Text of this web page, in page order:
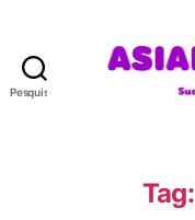
Pesquisar
Tag: